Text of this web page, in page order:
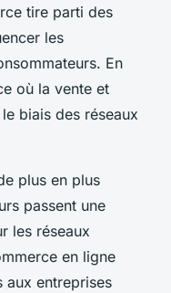
tire parti des
les
En
où la vente et
biais des réseaux
plus en plus
passent une
les réseaux
en ligne
aux entreprises